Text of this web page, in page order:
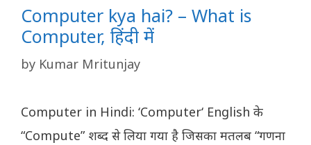
Computer kya hai? – What is
Computer, हिंदी में
by Kumar Mritunjay
Computer in Hindi: ‘Computer‘ English के
“Compute” शब्द से लिया गया है जिसका मतलब “गणना